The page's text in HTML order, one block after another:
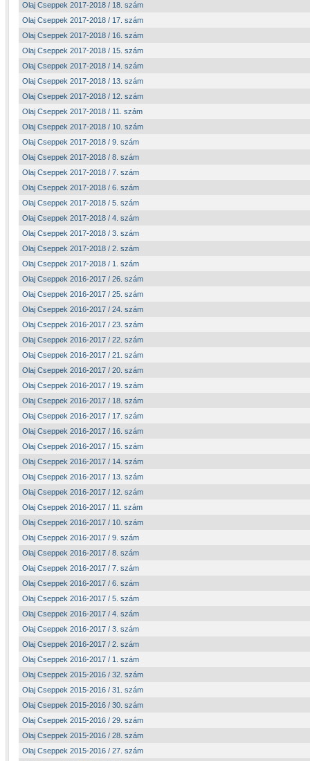
Olaj Cseppek 2017-2018 / 18. szám
Olaj Cseppek 2017-2018 / 17. szám
Olaj Cseppek 2017-2018 / 16. szám
Olaj Cseppek 2017-2018 / 15. szám
Olaj Cseppek 2017-2018 / 14. szám
Olaj Cseppek 2017-2018 / 13. szám
Olaj Cseppek 2017-2018 / 12. szám
Olaj Cseppek 2017-2018 / 11. szám
Olaj Cseppek 2017-2018 / 10. szám
Olaj Cseppek 2017-2018 / 9. szám
Olaj Cseppek 2017-2018 / 8. szám
Olaj Cseppek 2017-2018 / 7. szám
Olaj Cseppek 2017-2018 / 6. szám
Olaj Cseppek 2017-2018 / 5. szám
Olaj Cseppek 2017-2018 / 4. szám
Olaj Cseppek 2017-2018 / 3. szám
Olaj Cseppek 2017-2018 / 2. szám
Olaj Cseppek 2017-2018 / 1. szám
Olaj Cseppek 2016-2017 / 26. szám
Olaj Cseppek 2016-2017 / 25. szám
Olaj Cseppek 2016-2017 / 24. szám
Olaj Cseppek 2016-2017 / 23. szám
Olaj Cseppek 2016-2017 / 22. szám
Olaj Cseppek 2016-2017 / 21. szám
Olaj Cseppek 2016-2017 / 20. szám
Olaj Cseppek 2016-2017 / 19. szám
Olaj Cseppek 2016-2017 / 18. szám
Olaj Cseppek 2016-2017 / 17. szám
Olaj Cseppek 2016-2017 / 16. szám
Olaj Cseppek 2016-2017 / 15. szám
Olaj Cseppek 2016-2017 / 14. szám
Olaj Cseppek 2016-2017 / 13. szám
Olaj Cseppek 2016-2017 / 12. szám
Olaj Cseppek 2016-2017 / 11. szám
Olaj Cseppek 2016-2017 / 10. szám
Olaj Cseppek 2016-2017 / 9. szám
Olaj Cseppek 2016-2017 / 8. szám
Olaj Cseppek 2016-2017 / 7. szám
Olaj Cseppek 2016-2017 / 6. szám
Olaj Cseppek 2016-2017 / 5. szám
Olaj Cseppek 2016-2017 / 4. szám
Olaj Cseppek 2016-2017 / 3. szám
Olaj Cseppek 2016-2017 / 2. szám
Olaj Cseppek 2016-2017 / 1. szám
Olaj Cseppek 2015-2016 / 32. szám
Olaj Cseppek 2015-2016 / 31. szám
Olaj Cseppek 2015-2016 / 30. szám
Olaj Cseppek 2015-2016 / 29. szám
Olaj Cseppek 2015-2016 / 28. szám
Olaj Cseppek 2015-2016 / 27. szám